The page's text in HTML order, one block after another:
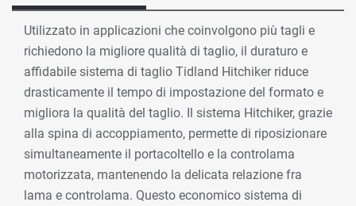
Utilizzato in applicazioni che coinvolgono più tagli e
richiedono la migliore qualità di taglio, il duraturo e
affidabile sistema di taglio Tidland Hitchiker riduce
drasticamente il tempo di impostazione del formato e
migliora la qualità del taglio. Il sistema Hitchiker, grazie
alla spina di accoppiamento, permette di riposizionare
simultaneamente il portacoltello e la controlama
motorizzata, mantenendo la delicata relazione fra
lama e controlama. Questo economico sistema di